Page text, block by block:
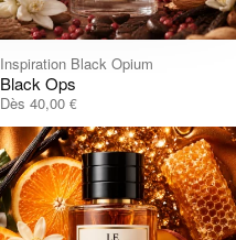
Inspiration Black Opium
Black Ops
Dès 40,00 €